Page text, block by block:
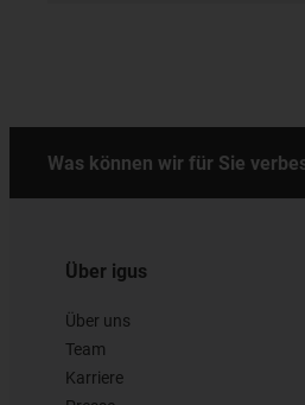
Was können wir für Sie
Über igus
Über uns
Team
Karriere